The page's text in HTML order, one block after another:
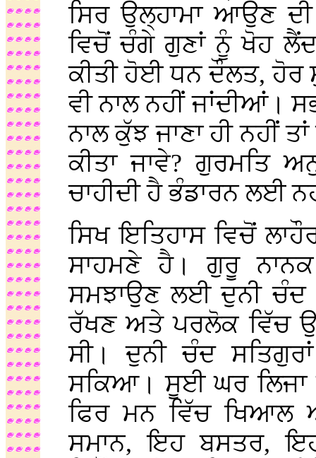
ਸਿਰ ਉਲ੍ਹਾਮਾ ਆਉਣ ਦੀ
ਵਿਚੋਂ ਚੰਗੇ ਗੁਣਾਂ ਨੂੰ ਖੋਹ
ਕੀਤੀ ਹੋਈ ਧਨ ਦੌਲਤ, ਹੋਰ
ਵੀ ਨਾਲ ਨਹੀਂ ਜਾਂਦੀਆਂ।
ਨਾਲ ਕੁੱਝ ਜਾਣਾ ਹੀ ਨਹੀਂ
ਕੀਤਾ ਜਾਵੇ? ਗੁਰਮਤਿ
ਚਾਹੀਦੀ ਹੈ ਭੰਡਾਰਨ ਲਈ
ਸਿਖ ਇਤਿਹਾਸ ਵਿਚੋਂ
ਸਾਹਮਣੇ ਹੈ। ਗੁਰੂ
ਸਮਝਾਉਣ ਲਈ ਦੁਨੀ
ਰੱਖਣ ਅਤੇ ਪਰਲੋਕ ਵਿੱਚ
ਸੀ। ਦੁਨੀ ਚੰਦ
ਸਕਿਆ। ਸੂਈ ਘਰ ਲਿਜਾ
ਫਿਰ ਮਨ ਵਿੱਚ ਖਿਆਲ
ਸਮਾਨ, ਇਹ ਬਸਤਰ,